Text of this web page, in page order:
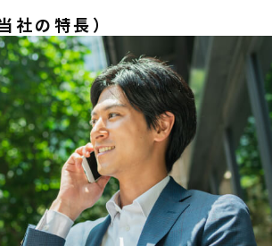
社の特長）